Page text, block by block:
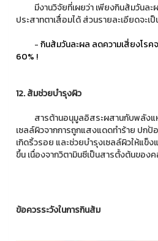
มีงานวิจัยที่เผยว่า เพียงกินส้มวันละ
ประสาทตาเสื่อมได้ ส่วนรายละเอียดจะเ
-กินส้มวันละผล ลดความเสี่ยงโรค
60% !
12. ส้มช่วยบำรุงผิว
สารต้านอนุมูลอิสระผสานกับพลังแ
เซลล์ผิวจากการถูกแสงแดดทำร้าย ปก
เกิดริ้วรอย และช่วยบำรุงเซลล์ผิวให้แข็
ขึ้น เนื่องจากวิตามินซีเป็นสารตั้งต้นของ
ข้อควรระวังในการกินส้ม